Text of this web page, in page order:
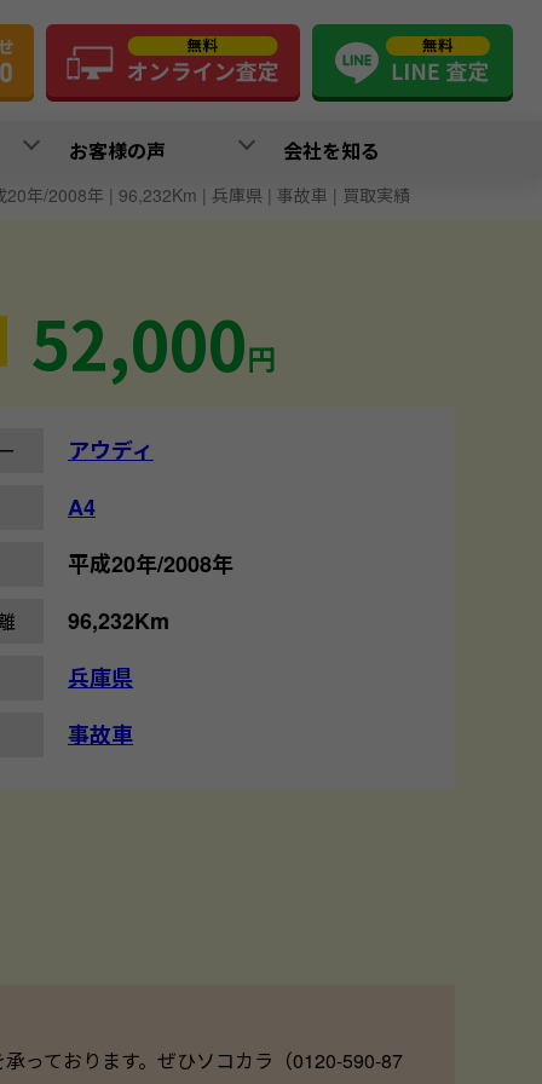
お客様の声 会社を知る
20年/2008年 | 96,232Km | 兵庫県 | 事故車 | 買取実績
52,000円
アウディ
A4
平成20年/2008年
96,232Km
兵庫県
事故車
っております。ぜひソコカラ（0120-590-87